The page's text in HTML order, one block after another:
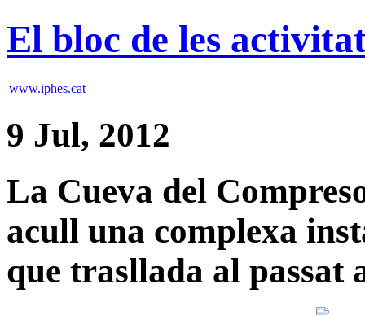
El bloc de les
www.iphes.cat
9 Jul, 2012
La Cueva del
acull una complexa
que trasllada al passat